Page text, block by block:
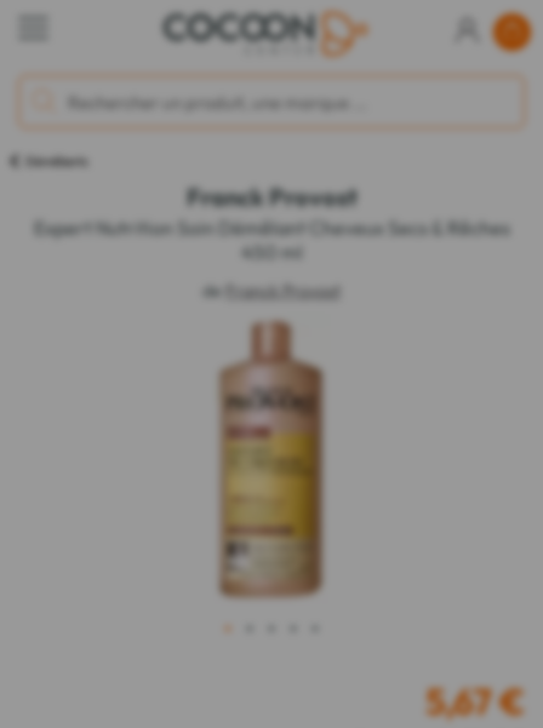
Démêlants
Franck Provost
Expert Nutrition Soin Démêlant Cheveux Secs & Rêches
450 ml
de Franck Provost
1
5,67€